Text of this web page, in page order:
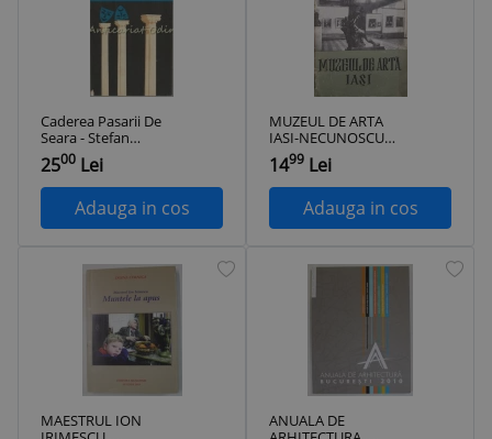
Caderea Pasarii De
Seara - Stefan
Oprea
2500 Lei
Adauga in cos
MUZEUL DE ARTA
IASI-NECUNOSCUT-
321251
1499 Lei
Adauga in cos
MAESTRUL ION
ANUALA DE